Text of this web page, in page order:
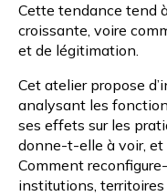
Cette tendance tend
croissante, voire
et de légitimation.
Cet atelier propose
analysant les
ses effets sur les
donne-t-elle à voir, et
Comment
institutions, territoires